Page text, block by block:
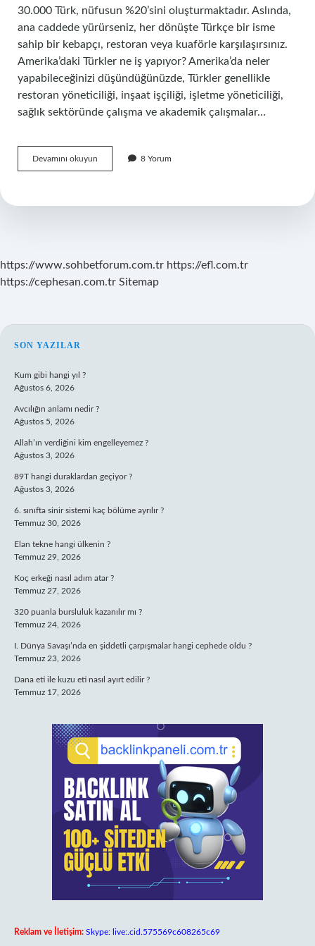
30.000 Türk, nüfusun %20’sini oluşturmaktadır. Aslında,
ana caddede yürürseniz, her dönüşte Türkçe bir isme
sahip bir kebapçı, restoran veya kuaförle karşılaşırsınız.
Amerika’daki Türkler ne iş yapıyor? Amerika’da neler
yapabileceğinizi düşündüğünüzde, Türkler genellikle
restoran yöneticiliği, inşaat işçiliği, işletme yöneticiliği,
sağlık sektöründe çalışma ve akademik çalışmalar…
Devamını okuyun Amerikada
Türkler
Nerede
8 Yorum
https://www.sohbetforum.com.tr https://efl.com.tr
https://cephesan.com.tr Sitemap
SIDEBAR
SON YAZILAR
Kum gibi hangi yıl ?
Ağustos 6, 2026
Avcılığın anlamı nedir ?
Ağustos 5, 2026
Allah’ın verdiğini kim engelleyemez ?
Ağustos 3, 2026
89T hangi duraklardan geçiyor ?
Ağustos 3, 2026
6. sınıfta sinir sistemi kaç bölüme ayrılır ?
Temmuz 30, 2026
Elan tekne hangi ülkenin ?
Temmuz 29, 2026
Koç erkeği nasıl adım atar ?
Temmuz 27, 2026
320 puanla bursluluk kazanılır mı ?
Temmuz 24, 2026
I. Dünya Savaşı’nda en şiddetli çarpışmalar hangi cephede oldu ?
Temmuz 23, 2026
Dana eti ile kuzu eti nasıl ayırt edilir ?
Temmuz 17, 2026
Reklam ve İletişim: Skype: live:.cid.575569c608265c69